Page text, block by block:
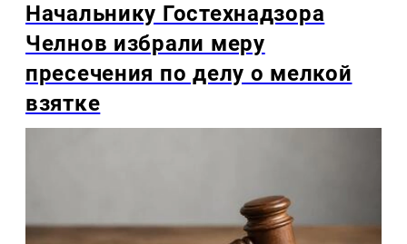
Начальнику Гостехнадзора
Челнов избрали меру
пресечения по делу о мелкой
взятке